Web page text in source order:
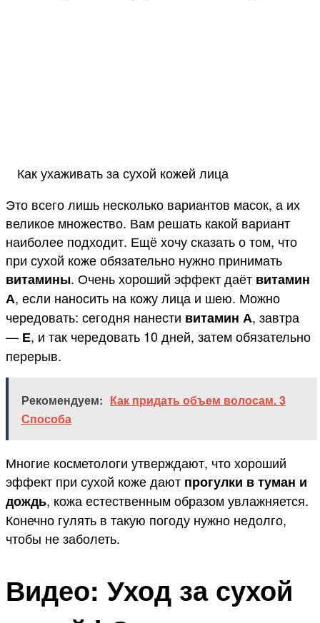
Как ухаживать за сухой кожей лица
Это всего лишь несколько вариантов масок, а их
великое множество. Вам решать какой вариант
наиболее подходит. Ещё хочу сказать о том, что
при сухой коже обязательно нужно принимать
витамины. Очень хороший эффект даёт витамин
А, если наносить на кожу лица и шею. Можно
чередовать: сегодня нанести витамин А, завтра
— Е, и так чередовать 10 дней, затем обязательно
перерыв.
Рекомендуем: Как придать объем волосам. 3
Способа
Многие косметологи утверждают, что хороший
эффект при сухой коже дают прогулки в туман и
дождь, кожа естественным образом увлажняется.
Конечно гулять в такую погоду нужно недолго,
чтобы не заболеть.
Видео: Уход за сухой